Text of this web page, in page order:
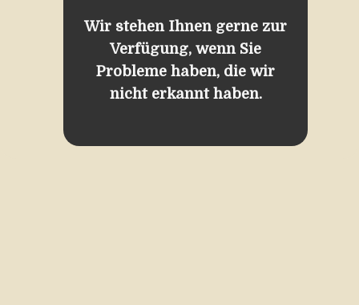
Wir stehen Ihnen gerne zur
Verfügung, wenn Sie
Probleme haben, die wir
nicht erkannt haben.